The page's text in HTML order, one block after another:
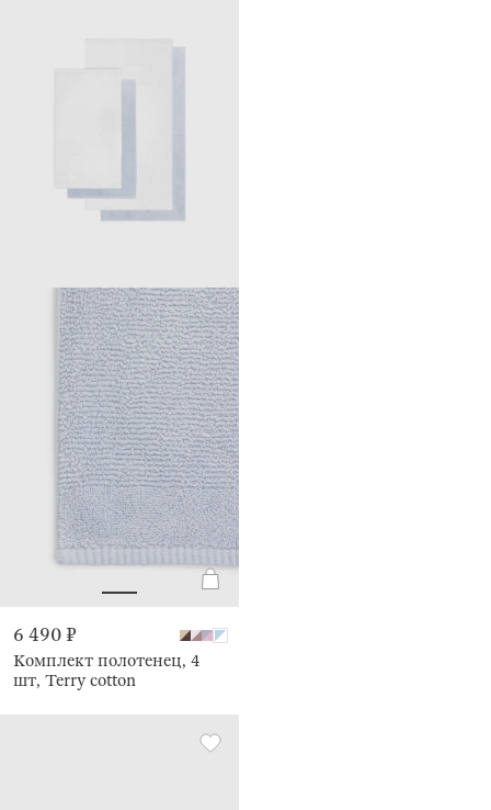
6 490 ₽
Комплект полотенец, 4
шт, Terry cotton